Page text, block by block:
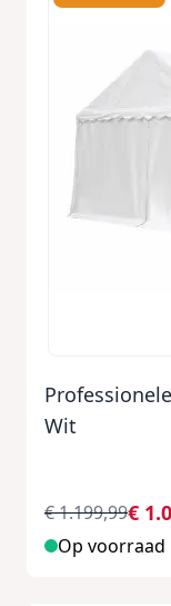
Wit
€
€ 1.199,99
Op voorraad